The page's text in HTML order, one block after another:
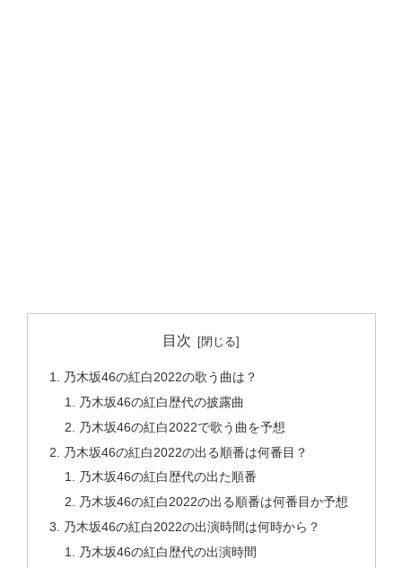
目次
乃木坂46の紅白2022の歌う曲は？
乃木坂46の紅白歴代の披露曲
乃木坂46の紅白2022で歌う曲を予想
乃木坂46の紅白2022の出る順番は何番目？
乃木坂46の紅白歴代の出た順番
乃木坂46の紅白2022の出る順番は何番目か予想
乃木坂46の紅白2022の出演時間は何時から？
乃木坂46の紅白歴代の出演時間